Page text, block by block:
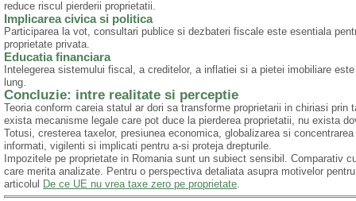
reduce riscul pierderii proprietatii.
Implicarea civica si politica
Participarea la vot, consultari publice si dezbateri fiscale este esentiala
proprietate privata.
Educatia financiara
Intelegerea sistemului fiscal, a creditelor, a inflatiei si a pietei imobiliare
lung.
Concluzie: intre realitate si perceptie
Teoria conform careia statul ar dori sa transforme proprietarii in chiriasi
exista mecanisme legale care pot duce la pierderea proprietatii, nu exista
Totusi, cresterea taxelor, presiunea economica, globalizarea si
informati, vigilenti si implicati pentru a-si proteja drepturile.
Impozitele pe proprietate in Romania sunt un subiect sensibil. Comparativ
care merita analizate. Pentru o perspectiva detaliata asupra motivelor
articolul De ce UE nu vrea taxe zero pe proprietate